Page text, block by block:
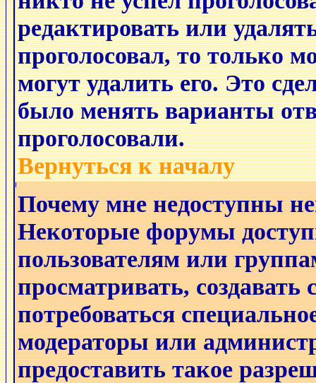
редактировать или
проголосовал, то только
могут удалить его. Это
было менять варианты
проголосовали.
Вернуться к началу
Почему мне недоступны
Некоторые форумы
пользователям или
просматривать,
потребоваться
модераторы или
предоставить такое